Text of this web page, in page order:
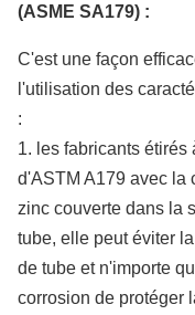
(ASME SA179) :
C'est une façon
l'utilisation des
:
1. les fabricants étirés
d'ASTM A179 avec la
zinc couverte dans la
tube, elle peut éviter
de tube et n'importe
corrosion de protéger